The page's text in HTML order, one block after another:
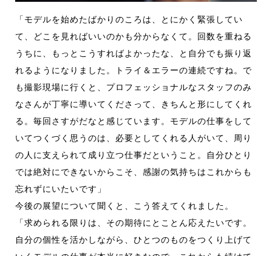
「モデルを始めたばかりのころは、とにかく緊張してい
て、どこを見ればいいのかも分からなくて。回数を重ねる
うちに、もっとこうすればよかったな、と自分でも振り返
れるようになりました。トライ＆エラーの連続ですね。で
も撮影現場に行くと、プロフェッショナルなスタッフのみ
なさんが丁寧に導いてくださって、きちんと形にしてくれ
る。毎回さすがだなと感じています。モデルの仕事をして
いてつくづく思うのは、必要としてくれる人がいて、周り
の人に支えられて成り立つ仕事だということ。自分ひとり
では絶対にできないからこそ、感謝の気持ちはこれからも
忘れずにいたいです」
今後の展望について聞くと、こう答えてくれました。
「求められる限りは、その期待にとことん応えたいです。
自分の個性を活かしながら、ひとつのものをつくり上げて